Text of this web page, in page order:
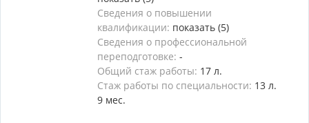
Сведения о повышении
квалификации: показать (5)
Сведения о профессиональной
переподготовке: -
Общий стаж работы: 17 л.
Стаж работы по специальности: 13 л.
9 мес.